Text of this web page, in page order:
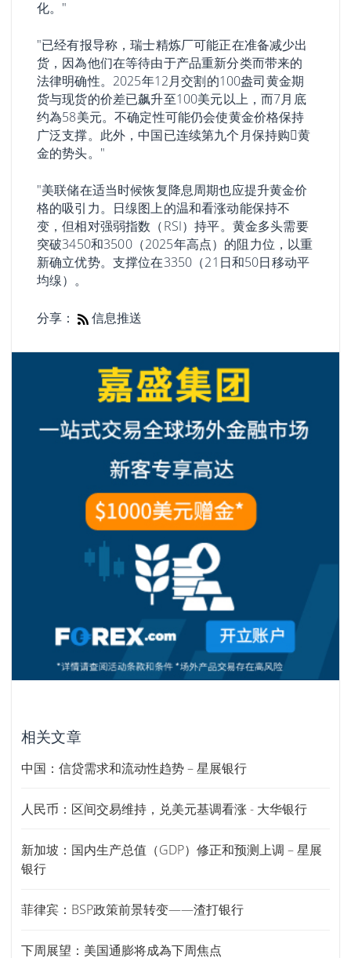
化。"
"已经有报导称，瑞士精炼厂可能正在准备减少出
货，因為他们在等待由于产品重新分类而带来的
法律明确性。2025年12月交割的100盎司黄金期
货与现货的价差已飙升至100美元以上，而7月底
约為58美元。不确定性可能仍会使黄金价格保持
广泛支撑。此外，中国已连续第九个月保持购𧹒黄
金的势头。"
"美联储在适当时候恢复降息周期也应提升黄金价
格的吸引力。日缐图上的温和看涨动能保持不
变，但相对强弱指数（RSI）持平。黄金多头需要
突破3450和3500（2025年高点）的阻力位，以重
新确立优势。支撑位在3350（21日和50日移动平
均缐）。
分享： 信息推送
相关文章
中国：信贷需求和流动性趋势 – 星展银行
人民币：区间交易维持，兑美元基调看涨 - 大华银行
新加坡：国内生产总值（GDP）修正和预测上调 – 星展
银行
菲律宾：BSP政策前景转变——渣打银行
下周展望：美国通膨将成為下周焦点